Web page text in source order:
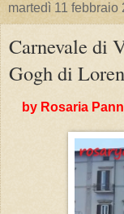
martedì 11 febbraio
Carnevale di
Gogh di
by Rosaria